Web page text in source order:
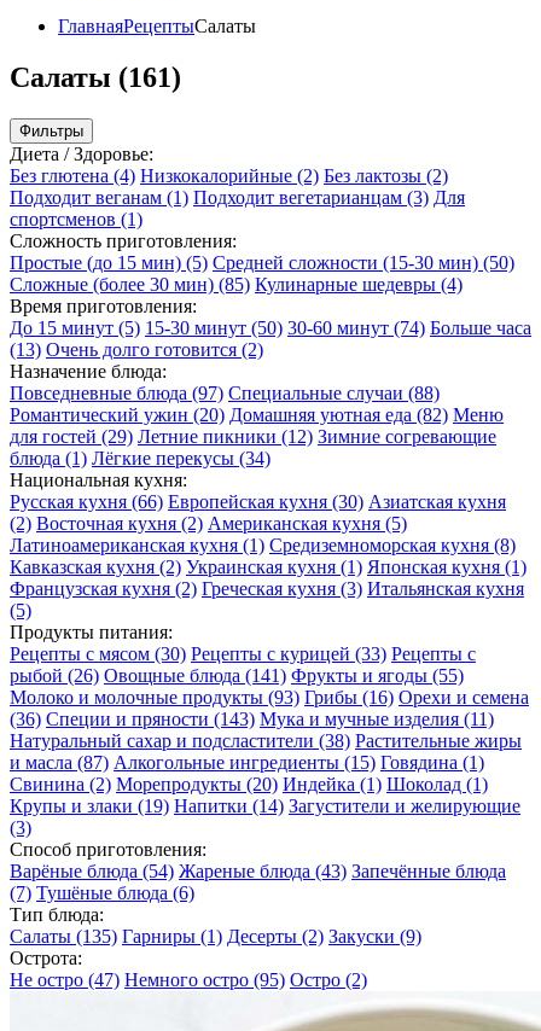
ГлавнаяРецептыСалаты
Салаты (161)
Фильтры
Диета / Здоровье:
Без глютена (4) Низкокалорийные (2) Без лактозы (2)
Подходит веганам (1) Подходит вегетарианцам (3) Для
спортсменов (1)
Сложность приготовления:
Простые (до 15 мин) (5) Средней сложности (15-30 мин) (50)
Сложные (более 30 мин) (85) Кулинарные шедевры (4)
Время приготовления:
До 15 минут (5) 15-30 минут (50) 30-60 минут (74) Больше часа
(13) Очень долго готовится (2)
Назначение блюда:
Повседневные блюда (97) Специальные случаи (88)
Романтический ужин (20) Домашняя уютная еда (82) Меню
для гостей (29) Летние пикники (12) Зимние согревающие
блюда (1) Лёгкие перекусы (34)
Национальная кухня:
Русская кухня (66) Европейская кухня (30) Азиатская кухня
(2) Восточная кухня (2) Американская кухня (5)
Латиноамериканская кухня (1) Средиземноморская кухня (8)
Кавказская кухня (2) Украинская кухня (1) Японская кухня (1)
Французская кухня (2) Греческая кухня (3) Итальянская кухня
(5)
Продукты питания:
Рецепты с мясом (30) Рецепты с курицей (33) Рецепты с
рыбой (26) Овощные блюда (141) Фрукты и ягоды (55)
Молоко и молочные продукты (93) Грибы (16) Орехи и семена
(36) Специи и пряности (143) Мука и мучные изделия (11)
Натуральный сахар и подсластители (38) Растительные жиры
и масла (87) Алкогольные ингредиенты (15) Говядина (1)
Свинина (2) Морепродукты (20) Индейка (1) Шоколад (1)
Крупы и злаки (19) Напитки (14) Загустители и желирующие
(3)
Способ приготовления:
Варёные блюда (54) Жареные блюда (43) Запечённые блюда
(7) Тушёные блюда (6)
Тип блюда:
Салаты (135) Гарниры (1) Десерты (2) Закуски (9)
Острота:
Не остро (47) Немного остро (95) Остро (2)